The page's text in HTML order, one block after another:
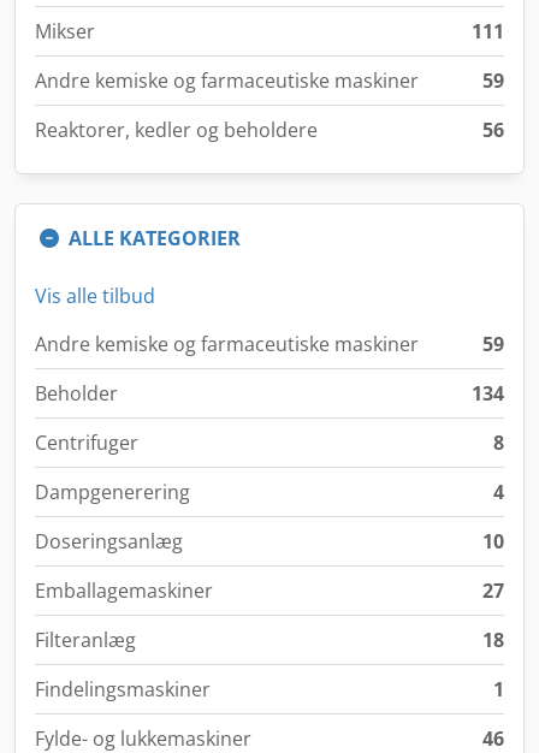
Mikser
111
Andre kemiske og farmaceutiske maskiner
59
Reaktorer, kedler og beholdere
56
ALLE KATEGORIER
Vis alle tilbud
Andre kemiske og farmaceutiske maskiner
59
Beholder
134
Centrifuger
8
Dampgenerering
4
Doseringsanlæg
10
Emballagemaskiner
27
Filteranlæg
18
Findelingsmaskiner
1
Fylde- og lukkemaskiner
46